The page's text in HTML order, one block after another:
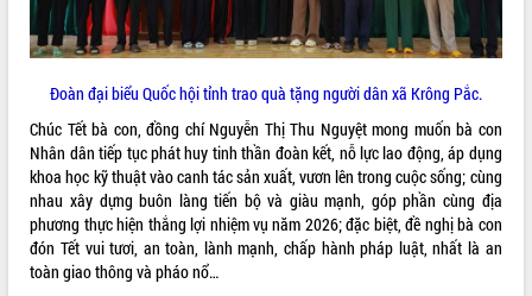
Đắk Lắk sơ kết 4 năm triển khai thực
hiện Đề án 06 của Chính phủ
Quy hoạch và Xúc tiến đầu tư tỉnh Đắk
Khơi thông điểm nghẽn, đẩy nhanh
giải ngân vốn khắc phục thiên tai
HĐND tỉnh thông qua điều chỉnh Quy
hoạch tỉnh thời kỳ 2021-2030
Hội thảo góp ý hồ sơ điều chỉnh quy
hoạch tỉnh Đắk Lắk thời kỳ 2021-2030,
Đoàn đại biểu Quốc hội tỉnh trao quà tặng người dân xã Krông Pắc.
Chúc Tết bà con, đồng chí Nguyễn Thị Thu Nguyệt mong muốn bà con
Nhân dân tiếp tục phát huy tinh thần đoàn kết, nỗ lực lao động, áp dụng
khoa học kỹ thuật vào canh tác sản xuất, vươn lên trong cuộc sống; cùng
nhau xây dựng buôn làng tiến bộ và giàu mạnh, góp phần cùng địa
phương thực hiện thắng lợi nhiệm vụ năm 2026; đặc biệt, đề nghị bà con
đón Tết vui tươi, an toàn, lành mạnh, chấp hành pháp luật, nhất là an
toàn giao thông và pháo nổ…